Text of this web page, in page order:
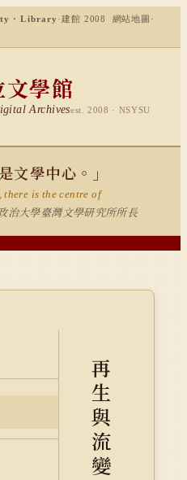
· Library ·建館 2008 網站地圖 ·
學館
Archivesest. 2008 · NSYSU
文學中心。」
there is the centre of
大學臺灣文學研究所所長
再
生
與
流
變